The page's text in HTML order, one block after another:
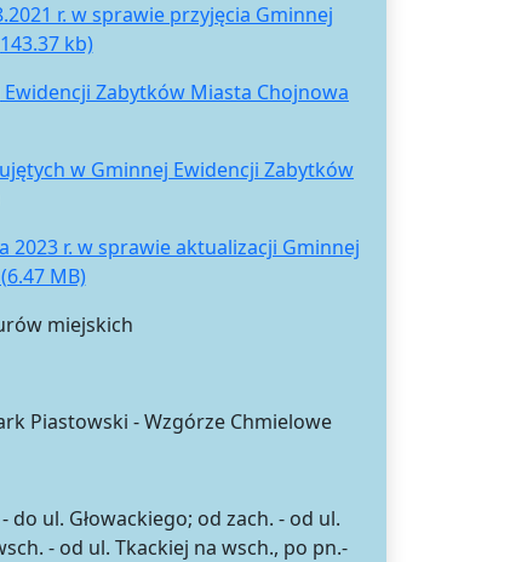
r. w sprawie przyjęcia Gminnej
kb)
Zabytków Miasta Chojnowa
w Gminnej Ewidencji Zabytków
2023 r. w sprawie aktualizacji Gminnej
MB)
miejskich
Piastowski - Wzgórze Chmielowe
do ul. Głowackiego; od zach. - od ul.
- od ul. Tkackiej na wsch., po pn.-